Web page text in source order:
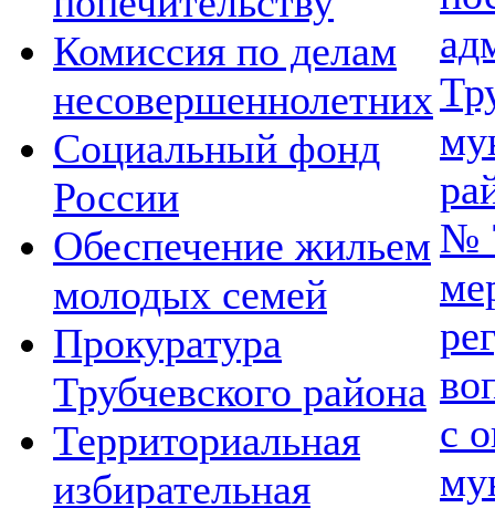
Комиссия по делам
несовершеннолетних
Социальный фонд
России
Обеспечение жильем
молодых семей
Прокуратура
Трубчевского района
Территориальная
избирательная
№
с